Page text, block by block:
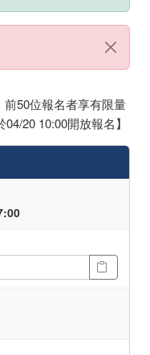
前50位報名者享有限量
20 10:00開放報名】